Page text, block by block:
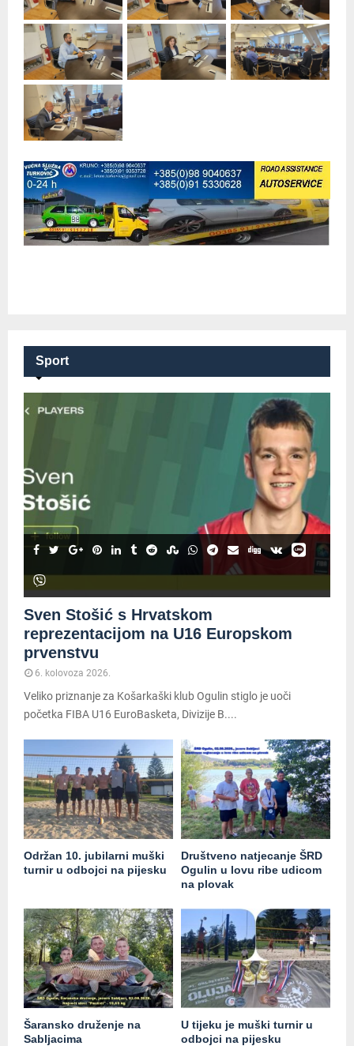
Sport
Sven Stošić s Hrvatskom
reprezentacijom na U16 Europskom
prvenstvu
6. kolovoza 2026.
Veliko priznanje za Košarkaški klub Ogulin stiglo je uoči
početka FIBA U16 EuroBasketa, Divizije B....
Održan 10. jubilarni muški
turnir u odbojci na pijesku
Društveno natjecanje ŠRD
Ogulin u lovu ribe udicom
na plovak
Šaransko druženje na
Sabljacima
U tijeku je muški turnir u
odbojci na pijesku